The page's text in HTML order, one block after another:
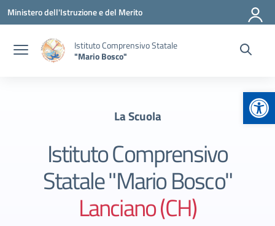
Vai ai contenuti
Vai al menu di navigazione
Vai al footer
Ministero dell'Istruzione e del Merito
Istituto Comprensivo Statale
"Mario Bosco"
La Scuola
Istituto Comprensivo
Statale "Mario Bosco"
Lanciano (CH)